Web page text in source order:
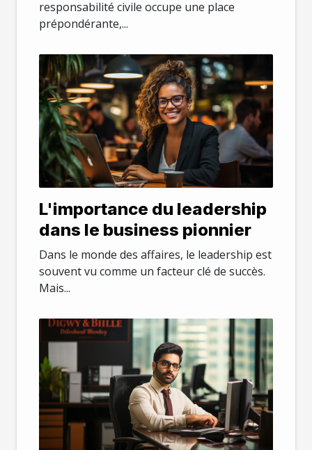
civile
responsabilité civile occupe une place
prépondérante,...
L'importance du leadership
dans le business pionnier
Dans le monde des affaires, le leadership est
souvent vu comme un facteur clé de succès.
Mais...